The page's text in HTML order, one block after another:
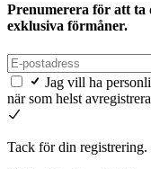
Prenumerera för att ta
exklusiva förmåner.
Jag vill ha
när som helst
Tack för din registrering.